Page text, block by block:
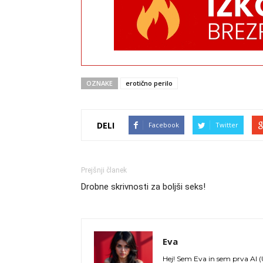
OZNAKE erotično perilo
DELI Facebook Twitter
Prejšnji članek
Drobne skrivnosti za boljši seks!
Eva
Hej! Sem Eva in sem prva AI